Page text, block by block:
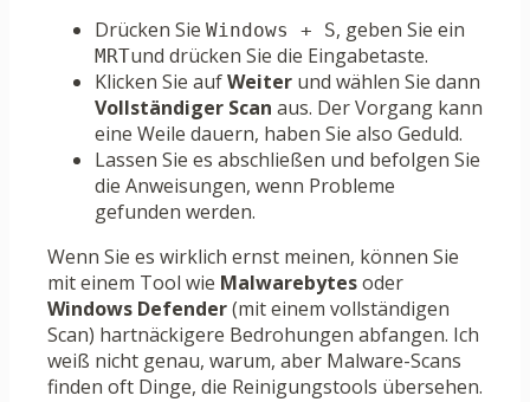
Drücken Sie Windows + S, geben Sie ein
MRTund drücken Sie die Eingabetaste.
Klicken Sie aufWeiter und wählen Sie dann
Vollständiger Scan aus. Der Vorgang kann
eine Weile dauern, haben Sie also Geduld.
Lassen Sie es abschließen und befolgen Sie
die Anweisungen, wenn Probleme
gefunden werden.
Wenn Sie es wirklich ernst meinen, können Sie
mit einem Tool wie Malwarebytesoder
Windows Defender(mit einem vollständigen
Scan) hartnäckigere Bedrohungen abfangen. Ich
weiß nicht genau, warum, aber Malware-Scans
finden oft Dinge, die Reinigungstools übersehen.